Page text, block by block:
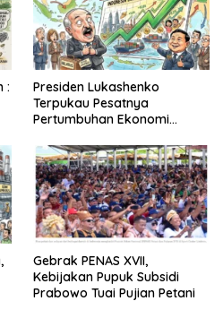
Presiden Lukashenko
Terpukau Pesatnya
Pertumbuhan Ekonomi
Gebrak PENAS XVII,
Kebijakan Pupuk Subsidi
Prabowo Tuai Pujian Petani